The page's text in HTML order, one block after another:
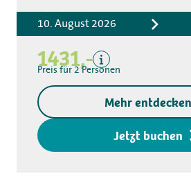
10. August 2026
1431,-
Preis für 2 Personen
Mehr entdecken
Jetzt buchen